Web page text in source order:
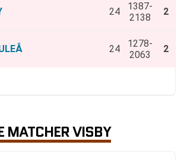
24
1387-
2138
2
24
1278-
2063
2
MATCHER VISBY